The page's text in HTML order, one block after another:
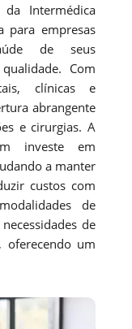
Intermédica
para empresas
de seus
Com
clínicas e
abrangente
e cirurgias. A
investe em
a manter
custos com
de
de
oferecendo um